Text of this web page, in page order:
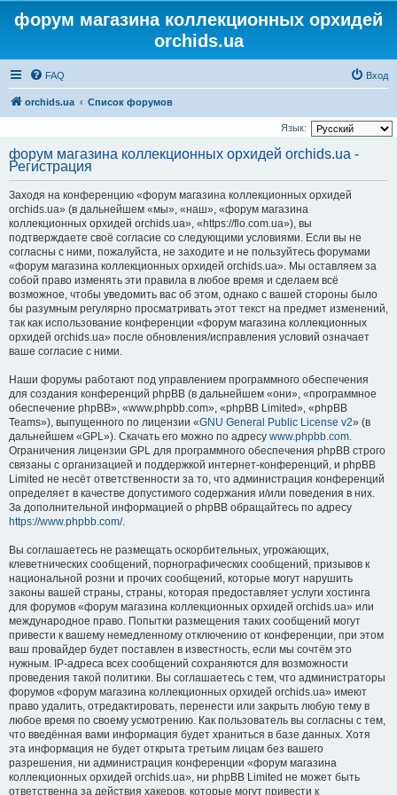
форум магазина коллекционных орхидей
orchids.ua
FAQ Вход
orchids.ua Список форумов
Язык:
форум магазина коллекционных орхидей orchids.ua -
Регистрация
Заходя на конференцию «форум магазина коллекционных орхидей
orchids.ua» (в дальнейшем «мы», «наш», «форум магазина
коллекционных орхидей orchids.ua», «https://flo.com.ua»), вы
подтверждаете своё согласие со следующими условиями. Если вы не
согласны с ними, пожалуйста, не заходите и не пользуйтесь форумами
«форум магазина коллекционных орхидей orchids.ua». Мы оставляем за
собой право изменять эти правила в любое время и сделаем всё
возможное, чтобы уведомить вас об этом, однако с вашей стороны было
бы разумным регулярно просматривать этот текст на предмет изменений,
так как использование конференции «форум магазина коллекционных
орхидей orchids.ua» после обновления/исправления условий означает
ваше согласие с ними.
Наши форумы работают под управлением программного обеспечения
для создания конференций phpBB (в дальнейшем «они», «программное
обеспечение phpBB», «www.phpbb.com», «phpBB Limited», «phpBB
Teams»), выпущенного по лицензии «GNU General Public License v2» (в
дальнейшем «GPL»). Скачать его можно по адресу www.phpbb.com.
Ограничения лицензии GPL для программного обеспечения phpBB строго
связаны с организацией и поддержкой интернет-конференций, и phpBB
Limited не несёт ответственности за то, что администрация конференций
определяет в качестве допустимого содержания и/или поведения в них.
За дополнительной информацией о phpBB обращайтесь по адресу
https://www.phpbb.com/.
Вы соглашаетесь не размещать оскорбительных, угрожающих,
клеветнических сообщений, порнографических сообщений, призывов к
национальной розни и прочих сообщений, которые могут нарушить
законы вашей страны, страны, которая предоставляет услуги хостинга
для форумов «форум магазина коллекционных орхидей orchids.ua» или
международное право. Попытки размещения таких сообщений могут
привести к вашему немедленному отключению от конференции, при этом
ваш провайдер будет поставлен в известность, если мы сочтём это
нужным. IP-адреса всех сообщений сохраняются для возможности
проведения такой политики. Вы соглашаетесь с тем, что администраторы
форумов «форум магазина коллекционных орхидей orchids.ua» имеют
право удалить, отредактировать, перенести или закрыть любую тему в
любое время по своему усмотрению. Как пользователь вы согласны с тем,
что введённая вами информация будет храниться в базе данных. Хотя
эта информация не будет открыта третьим лицам без вашего
разрешения, ни администрация конференции «форум магазина
коллекционных орхидей orchids.ua», ни phpBB Limited не может быть
ответственна за действия хакеров, которые могут привести к